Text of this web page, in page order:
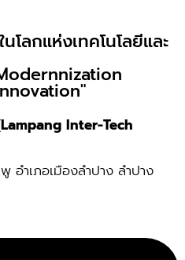
โลกแห่งเทคโนโลยีและ
Inter-Tech
อำเภอเมืองลำปาง ลำปาง